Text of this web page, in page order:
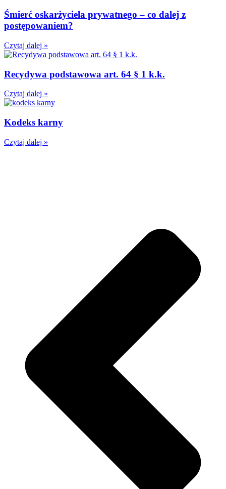
Śmierć oskarżyciela prywatnego – co dalej z
postępowaniem?
Czytaj dalej »
Recydywa podstawowa art. 64 § 1 k.k.
Czytaj dalej »
Kodeks karny
Czytaj dalej »